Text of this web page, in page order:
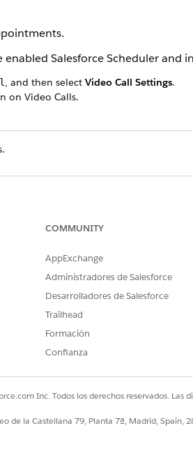
Salesforce Scheduler and
, and then select Video Call Settings.
on Video Calls.
COMMUNITY
AppExchange
Administradores de Salesforce
Desarrolladores de Salesforce
Trailhead
Formación
Confianza
Inc. Todos los derechos reservados. Las
de la Castellana 79, Planta 7ª, Madrid, Spain,